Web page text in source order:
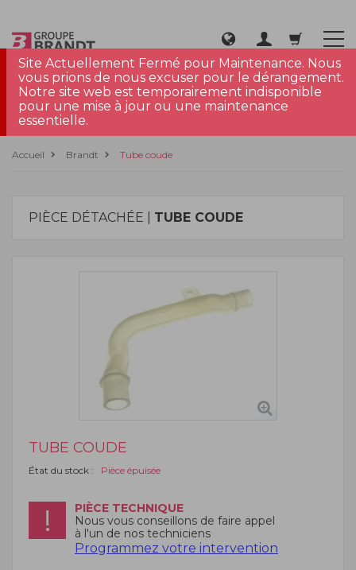
Site Actuellement Fermé pour Maintenance. Nous
vous prions de nous excuser pour le dérangement.
Notre site web est temporairement indisponible
pour une mise à jour ou une maintenance
essentielle.
Accueil Brandt Tube coude
PIÈCE DÉTACHÉE | TUBE COUDE
TUBE COUDE
État du stock : Pièce épuisée
PIÈCE TECHNIQUE
Nous vous conseillons de faire appel
à l'un de nos techniciens
Programmez votre intervention